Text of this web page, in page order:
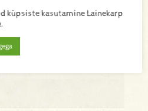
küpsiste kasutamine Lainekarp